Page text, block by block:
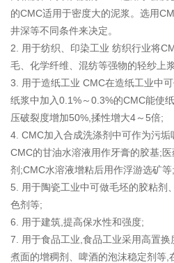
的CMC适用于密度大的泥浆。选用
井深等不同条件来决定。
2. 用于纺织、印染工业 纺织行业将
毛、化学纤维、混纺等强物的轻纱上
3. 用于造纸工业 CMC在造纸工业中
纸浆中加入0.1%～0.3%的CMC能使
压破裂度增加50%,揉性增大4～5倍;
4. CMC加入合成洗涤剂中可作为污
CMC的甘油水溶液用作牙膏的胶基;
剂;CMC水溶液增粘后用作浮游选矿等;
5. 用于陶瓷工业中可做毛坯的胶粘剂
色剂等;
6. 用于建筑,提高保水性和强度;
7. 用于食品工业,食品工业采用高置
煮面的增稠剂、啤酒的泡沫稳定剂等,